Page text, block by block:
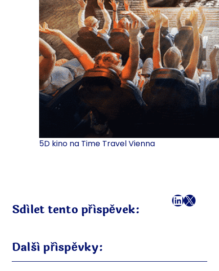
5D kino na Time Travel Vienna
Sdílet tento příspěvek:
Facebook
LinkedIn
X E-
Další příspěvky: